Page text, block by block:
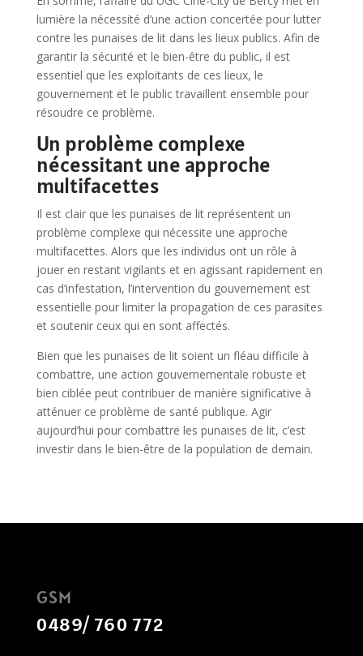
lumière la nécessité d’une action concertée pour lutter
contre les punaises de lit dans les lieux publics. Afin de
garantir la sécurité et le bien-être du public, il est
essentiel que les exploitants de ces lieux, le
gouvernement et le public travaillent ensemble pour
résoudre ce problème.
Un problème complexe
nécessitant une approche
multifacettes
Il est clair que les punaises de lit représentent un
problème complexe qui nécessite une approche
multifacettes. Alors que les individus ont un rôle à
jouer en restant vigilants et en agissant rapidement en
cas d’infestation, l’intervention du gouvernement est
essentielle pour limiter la propagation de ces parasites
et soutenir ceux qui en sont affectés.
Bien que les punaises de lit soient un fléau difficile à
combattre, une action gouvernementale robuste et
bien ciblée peut contribuer de manière significative à
atténuer ce problème de santé publique. Agir
aujourd’hui pour combattre les punaises de lit, c’est
investir dans le bien-être de la population de demain.
GSM
0489/ 760 772